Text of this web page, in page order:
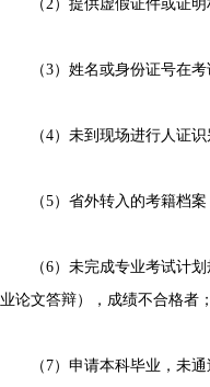
（2）提供虚假证件或证明
（3）姓名或身份证号在考
（4）未到现场进行人证识
（5）省外转入的考籍档案
（6）未完成专业考试计划
业论文答辩），成绩不合格者；
（7）申请本科毕业，未通